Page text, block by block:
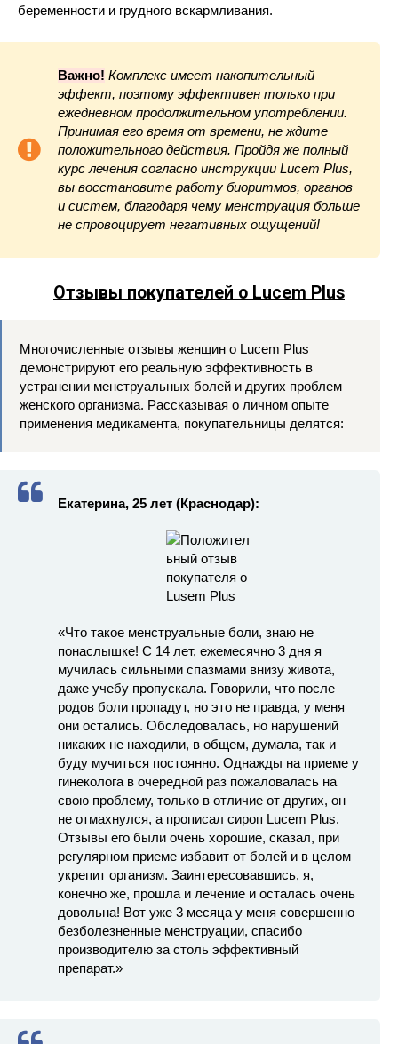
беременности и грудного вскармливания.
Важно! Комплекс имеет накопительный
эффект, поэтому эффективен только при
ежедневном продолжительном употреблении.
Принимая его время от времени, не ждите
положительного действия. Пройдя же полный
курс лечения согласно инструкции Lucem Plus,
вы восстановите работу биоритмов, органов
и систем, благодаря чему менструация больше
не спровоцирует негативных ощущений!
Отзывы покупателей о Lucem Plus
Многочисленные отзывы женщин о Lucem Plus
демонстрируют его реальную эффективность в
устранении менструальных болей и других проблем
женского организма. Рассказывая о личном опыте
применения медикамента, покупательницы делятся:
Екатерина, 25 лет (Краснодар):
«Что такое менструальные боли, знаю не
понаслышке! С 14 лет, ежемесячно 3 дня я
мучилась сильными спазмами внизу живота,
даже учебу пропускала. Говорили, что после
родов боли пропадут, но это не правда, у меня
они остались. Обследовалась, но нарушений
никаких не находили, в общем, думала, так и
буду мучиться постоянно. Однажды на приеме у
гинеколога в очередной раз пожаловалась на
свою проблему, только в отличие от других, он
не отмахнулся, а прописал сироп Lucem Plus.
Отзывы его были очень хорошие, сказал, при
регулярном приеме избавит от болей и в целом
укрепит организм. Заинтересовавшись, я,
конечно же, прошла и лечение и осталась очень
довольна! Вот уже 3 месяца у меня совершенно
безболезненные менструации, спасибо
производителю за столь эффективный
препарат.»